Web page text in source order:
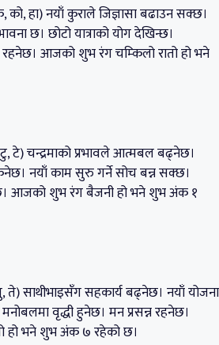
हा) नयाँ कुराले जिज्ञासा बढाउन सक्छ।
छ। छोटो यात्राको योग देखिन्छ।
रहनेछ। आजको शुभ रंग चम्किलो रातो हो भने
टु, टे) चन्द्रमाको प्रभावले आत्मबल बढ्नेछ।
नयाँ काम सुरु गर्ने सोच बन्न सक्छ।
आजको शुभ रंग बैजनी हो भने शुभ अंक १
तु, ते) साथीभाइसँग सहकार्य बढ्नेछ। नयाँ योजना
वृद्धी हुनेछ। मन प्रसन्न रहनेछ।
हो भने शुभ अंक ७ रहेको छ।